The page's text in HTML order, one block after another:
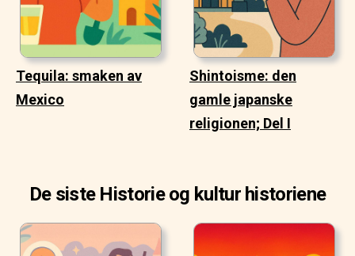
Tequila: smaken av
Mexico
Shintoisme: den
gamle japanske
religionen; Del I
De siste Historie og kultur historiene